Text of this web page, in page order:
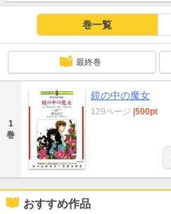
巻一覧
最終巻
1
巻
鏡の中の魔女
129ページ |500pt
おすすめ作品